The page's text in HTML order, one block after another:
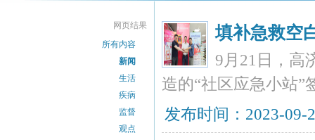
网页结果
所有内容
新闻
生活
疾病
监督
观点
填补急救空
9月21日，高
造的“社区应急小站”
发布时间：2023-